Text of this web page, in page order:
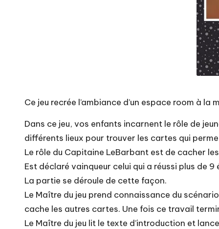
Ce jeu recrée l’ambiance d’un espace room à
Dans ce jeu, vos enfants incarnent le rôle de
différents lieux pour trouver les cartes qui
Le rôle du Capitaine LeBarbant est de cacher
Est déclaré vainqueur celui qui a réussi plus de
La partie se déroule de cette façon.
Le Maître du jeu prend connaissance du
cache les autres cartes. Une fois ce travail
Le Maître du jeu lit le texte d’introduction et